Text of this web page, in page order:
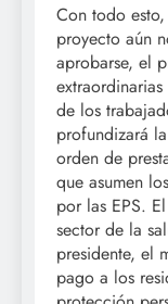
Con todo
proyecto aún
aprobarse, el
de los
profundizará
orden de
que asumen
por las EPS.
sector de la
presidente, el
pago a los